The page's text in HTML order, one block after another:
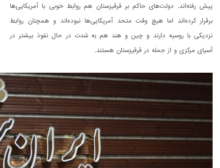
پیش رفته‌اند. دولت‌های حاکم بر قرقیزستان هم روابط خوبی با آمریکایی‌ها
برقرار کرده‌اند اما هیچ وقت متحد آمریکایی‌ها نبوده‌اند و همچنان روابط
نزدیکی با روسیه دارند و چین و هند هم به شدت در حال نفوذ بیشتر در
آسیای مرکزی و از جمله در قرقیزستان هستند.